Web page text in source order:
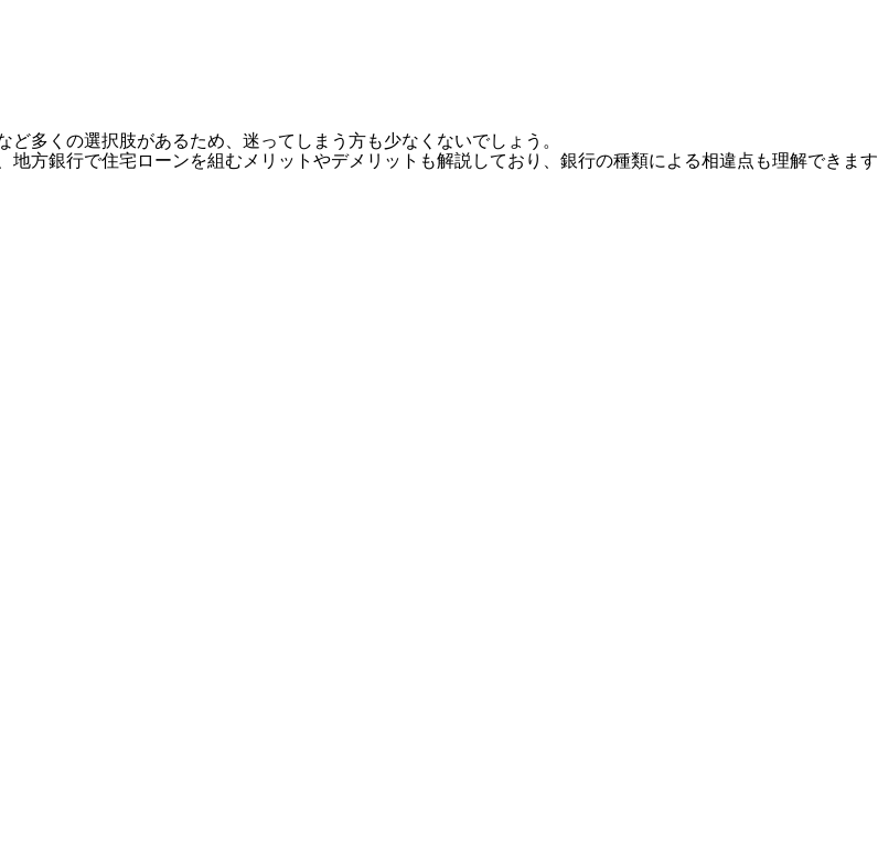
多くの選択肢があるため、迷ってしまう方も少なくないでしょう。
方銀行で住宅ローンを組むメリットやデメリットも解説しており、銀行の種類による相違点も理解できます